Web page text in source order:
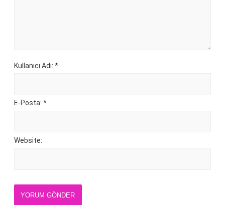
Kullanıcı Adı: *
E-Posta: *
Website:
YORUM GÖNDER